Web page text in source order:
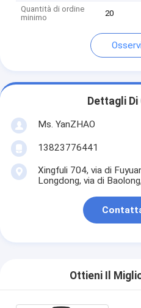
Quantità di ordine
minimo
20
Dettagli
Ms. YanZHAO
13823776441
Xingfuli 704, via di
Longdong, via di
Ottieni Il